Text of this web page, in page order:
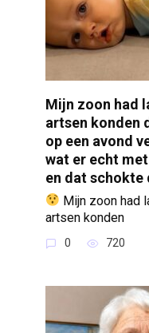
Mijn zoon had
artsen konden
op een avond
wat er echt
en dat schokte
Mijn zoon had
artsen konden
0 720